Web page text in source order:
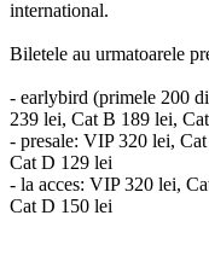
international.
Biletele au urmatoarele
- earlybird (primele 200
239 lei, Cat B 189 lei,
- presale: VIP 320 lei,
Cat D 129 lei
- la acces: VIP 320 lei,
Cat D 150 lei